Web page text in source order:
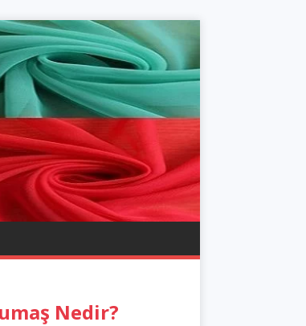
Nedir?